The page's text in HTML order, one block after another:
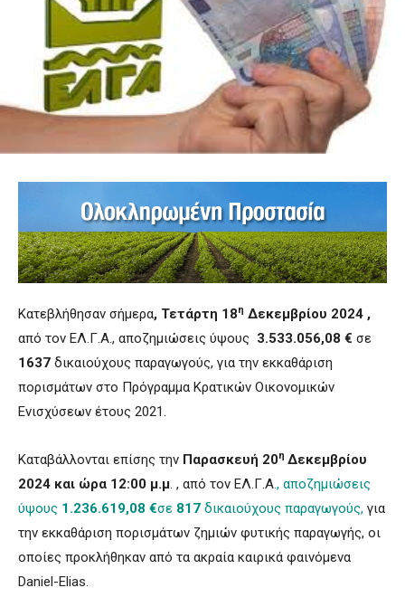
Κατεβλήθησαν σήμερα, Τετάρτη 18η Δεκεμβρίου 2024 ,
από τον ΕΛ.Γ.Α., αποζημιώσεις ύψους 3.533.056,08 € σε
1637 δικαιούχους παραγωγούς, για την εκκαθάριση
πορισμάτων στο Πρόγραμμα Κρατικών Οικονομικών
Ενισχύσεων έτους 2021.
Καταβάλλονται επίσης την Παρασκευή 20η Δεκεμβρίου
2024 και ώρα 12:00 μ.μ. , από τον ΕΛ.Γ.Α., αποζημιώσεις
ύψους 1.236.619,08 €σε 817 δικαιούχους παραγωγούς, για
την εκκαθάριση πορισμάτων ζημιών φυτικής παραγωγής, οι
οποίες προκλήθηκαν από τα ακραία καιρικά φαινόμενα
Daniel-Elias.